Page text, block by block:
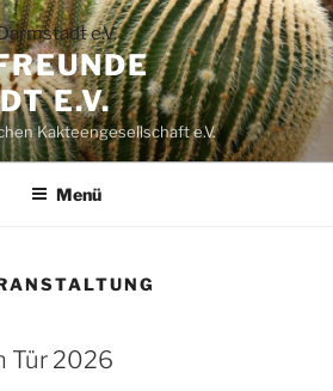
E.V.
Kakteengesellschaft e.V.
Menü
Tür 2026